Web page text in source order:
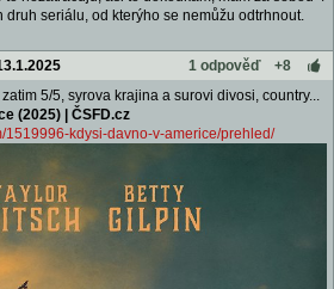
druh seriálu, od kterýho se nemůžu odtrhnout.
1 odpověď
+8
5/5, syrova krajina a surovi divosi, country...
(2025) | ČSFD.cz
1519996-kdysi-davno-v-americe/prehled/